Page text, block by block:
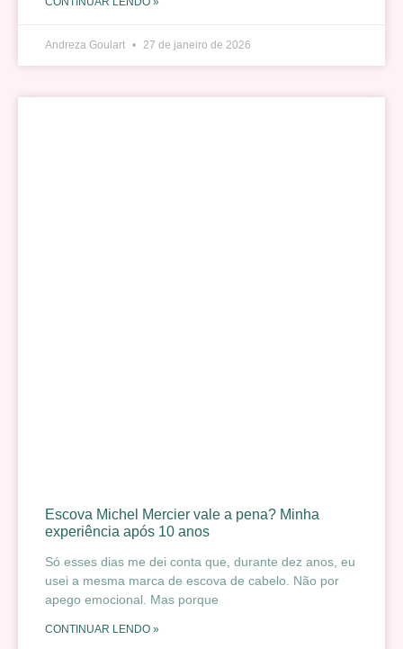
Andreza Goulart 27 de janeiro de 2026
Escova Michel Mercier vale a pena? Minha
experiência após 10 anos
Só esses dias me dei conta que, durante dez anos, eu
usei a mesma marca de escova de cabelo. Não por
apego emocional. Mas porque
CONTINUAR LENDO »